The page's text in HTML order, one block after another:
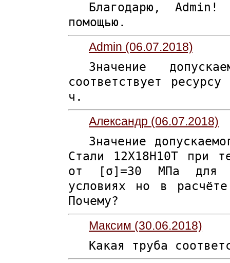
Благодарю,
помощью.
Admin (06.07.2018)
Значение
соответствует
ч.
Александр (06.07.2018)
Значение
Стали 12Х18Н10Т при
от [σ]=30 МПа для
условиях но в
Почему?
Максим (30.06.2018)
Какая труба